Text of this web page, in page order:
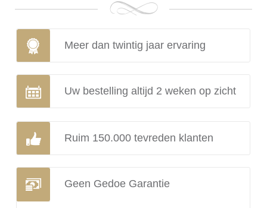
Meer dan twintig jaar ervaring
Uw bestelling altijd 2 weken op zicht
Ruim 150.000 tevreden klanten
Geen Gedoe Garantie